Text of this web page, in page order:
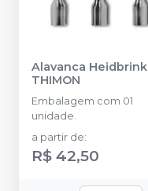
Alavanca Heidbrink
THIMON
Embalagem com 01
unidade.
a partir de:
R$ 42,50